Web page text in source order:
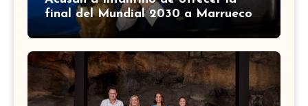
final del Mundial 2030 a Marruecos
a cambio de apoyo